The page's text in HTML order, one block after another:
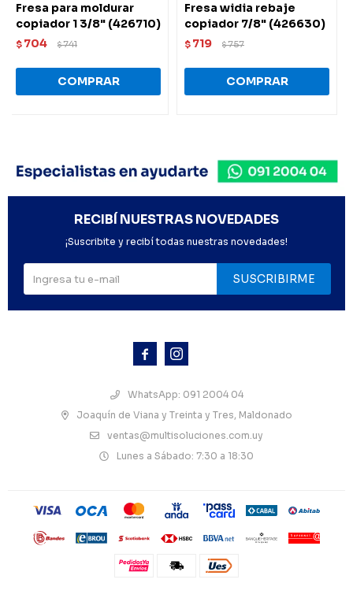
Fresa para moldurar
copiador 1 3/8" (426710)
$ 704 $741
Fresa widia rebaje
copiador 7/8" (426630)
$ 719 $757
 
WhatsApp: 091 2004 04
Joaquín de Viana y Treinta y Tres, Maldonado
ventas@multisoluciones.com.uy
Lunes a Sábado: 7:30 a 18:30
RECIBÍ NUESTRAS NOVEDADES
¡Suscribite y recibí todas nuestras novedades!
SUSCRIBIRME